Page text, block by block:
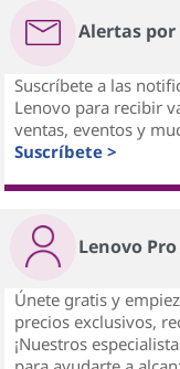
Alertas
Suscríbete a las
Lenovo para recibir
ventas, eventos y
Suscríbete >
Lenovo Pro
Únete gratis y
precios exclusivos,
¡Nuestros